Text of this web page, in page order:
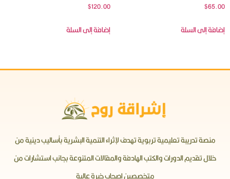
$65.00
إضافة إلى السلة
$120.00
إضافة إلى السلة
منصة تدريبة تعليمية تربوية تهدف لإثراء التنمية البشرية بأساليب دينية من
خلال تقديم الدورات والكتب الهادفة والمقالات المتنوعة بجانب استشارات من
متخصصين اصحاب خبرة عالية